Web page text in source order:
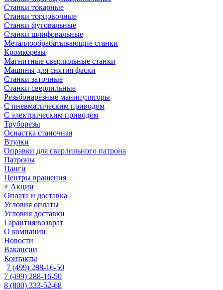
Станки токарные
Станки торцовочные
Станки фуговальные
Станки шлифовальные
Металлообрабатывающие станки
Кромкорезы
Магнитные сверлильные станки
Машины для снятия фаски
Станки заточные
Станки сверлильные
Резьбонарезные манипуляторы
С пневматическим приводом
С электрическим приводом
Труборезы
Оснастка станочная
Втулки
Оправки для сверлильного патрона
Патроны
Цанги
Центры вращения
Акции
Оплата и доставка
Условия оплаты
Условия доставки
Гарантия/возврат
О компании
Новости
Вакансии
Контакты
7 (499) 288-16-50
7 (499) 288-16-50
8 (800) 333-52-68